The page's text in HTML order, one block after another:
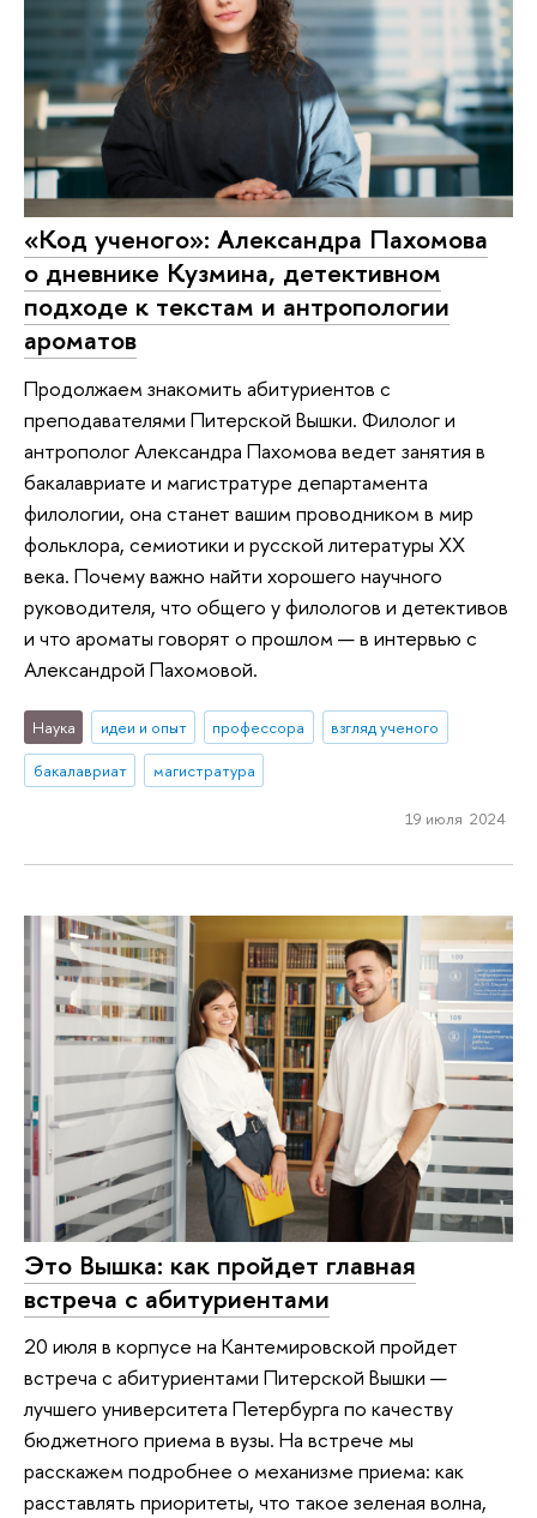
«Код ученого»: Александра Пахомова
о дневнике Кузмина, детективном
подходе к текстам и антропологии
ароматов
Продолжаем знакомить абитуриентов с
преподавателями Питерской Вышки. Филолог и
антрополог Александра Пахомова ведет занятия в
бакалавриате и магистратуре департамента
филологии, она станет вашим проводником в мир
фольклора, семиотики и русской литературы XX
века. Почему важно найти хорошего научного
руководителя, что общего у филологов и детективов
и что ароматы говорят о прошлом — в интервью с
Александрой Пахомовой.
Наука идеи и опыт профессора
взгляд ученого
бакалавриат
магистратура
19 июля 2024
Это Вышка: как пройдет главная
встреча с абитуриентами
20 июля в корпусе на Кантемировской пройдет
встреча с абитуриентами Питерской Вышки —
лучшего университета Петербурга по качеству
бюджетного приема в вузы. На встрече мы
расскажем подробнее о механизме приема: как
расставлять приоритеты, что такое зеленая волна,